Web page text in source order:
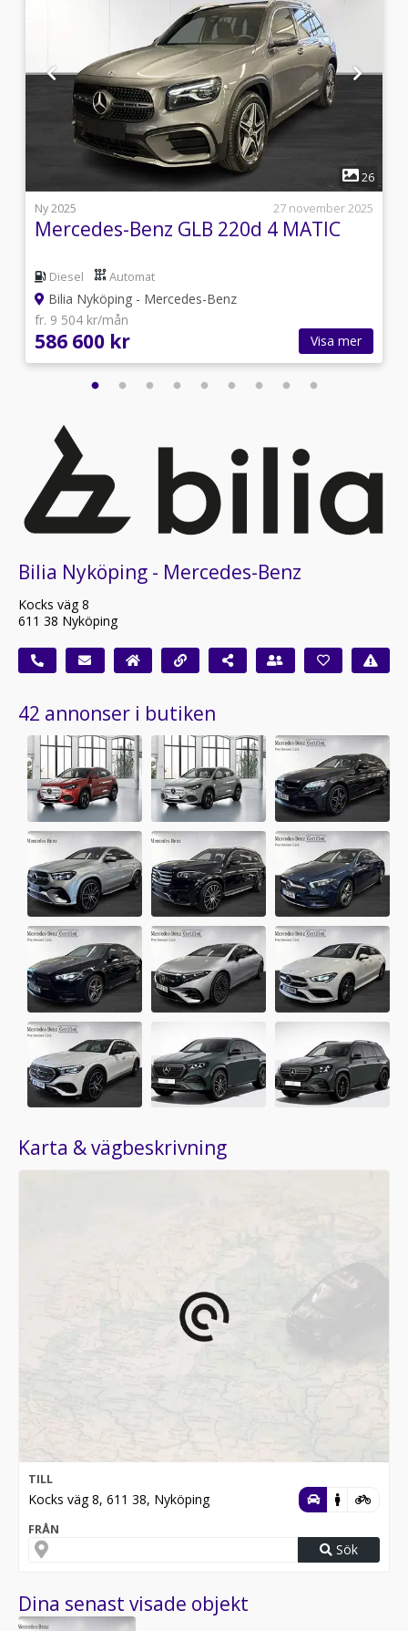
1
26
Ny 2025
27 november 2025
Mercedes-Benz GLB 220d 4 MATIC
Diesel Automat
Bilia Nyköping - Mercedes-Benz
fr. 9 504 kr/mån
586 600 kr Visa mer
Bilia Nyköping - Mercedes-Benz
Kocks väg 8
611 38 Nyköping
42 annonser i butiken
Karta & vägbeskrivning
TILL
Kocks väg 8, 611 38, Nyköping
FRÅN
Sök
Dina senast visade objekt